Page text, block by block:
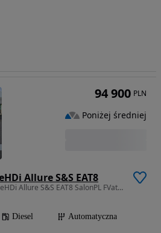
Allure S&S EAT8
1499 cm3 • 130 KM • 1.5 BlueHDi Allure S&S EAT8 SalonPL FVat Niski Przebieg Od Ręki
Diesel
Automatyczna
94 900 PLN
Poniżej średniej